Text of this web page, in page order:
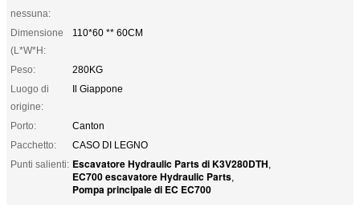
nessuna:
Dimensione
(L*W*H:
110*60 ** 60CM
Peso:
280KG
Luogo di
origine:
Il Giappone
Porto:
Canton
Pacchetto:
CASO DI LEGNO
Punti salienti: Escavatore Hydraulic Parts di K3V280DTH,
EC700 escavatore Hydraulic Parts,
Pompa principale di EC EC700